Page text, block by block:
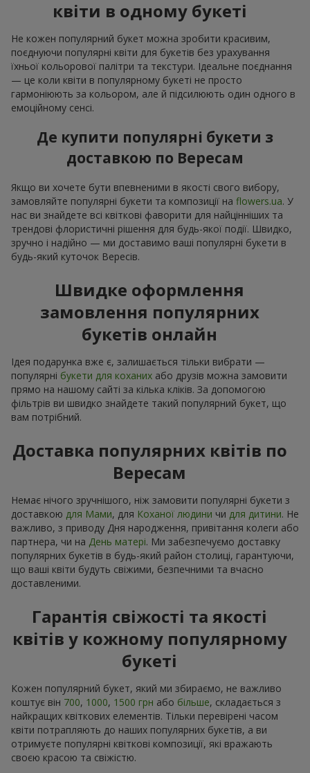
квіти в одному букеті
Не кожен популярний букет можна зробити красивим,
поєднуючи популярні квіти для букетів без урахування
їхньої кольорової палітри та текстури. Ідеальне поєднання
— це коли квіти в популярному букеті не просто
гармоніюють за кольором, але й підсилюють один одного в
емоційному сенсі.
Де купити популярні букети з
доставкою по Вересам
Якщо ви хочете бути впевненими в якості свого вибору,
замовляйте популярні букети та композиції на flowers.ua. У
нас ви знайдете всі квіткові фаворити для найцінніших та
трендові флористичні рішення для будь-якої події. Швидко,
зручно і надійно — ми доставимо ваші популярні букети в
будь-який куточок Вересів.
Швидке оформлення
замовлення популярних
букетів онлайн
Ідея подарунка вже є, залишається тільки вибрати —
популярні букети для коханих або друзів можна замовити
прямо на нашому сайті за кілька кліків. За допомогою
фільтрів ви швидко знайдете такий популярний букет, що
вам потрібний.
Доставка популярних квітів по
Вересам
Немає нічого зручнішого, ніж замовити популярні букети з
доставкою для Мами, для Коханої людини чи для дитини. Не
важливо, з приводу Дня народження, привітання колеги або
партнера, чи на День матері. Ми забезпечуємо доставку
популярних букетів в будь-який район столиці, гарантуючи,
що ваші квіти будуть свіжими, безпечними та вчасно
доставленими.
Гарантія свіжості та якості
квітів у кожному популярному
букеті
Кожен популярний букет, який ми збираємо, не важливо
коштує він 700, 1000, 1500 грн або більше, складається з
найкращих квіткових елементів. Тільки перевірені часом
квіти потрапляють до наших популярних букетів, а ви
отримуєте популярні квіткові композиції, які вражають
своєю красою та свіжістю.